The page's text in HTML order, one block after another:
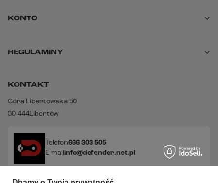
KONTO
REGULAMINY
KONTAKT
Góra Libertowska 50
30-444Libertów
Telefon666 303 505
E-mailinfo@defender.net.pl